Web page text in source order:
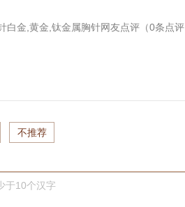
白金,黄金,钛金属胸针网友点评（0条点评
不推荐
于10个汉字